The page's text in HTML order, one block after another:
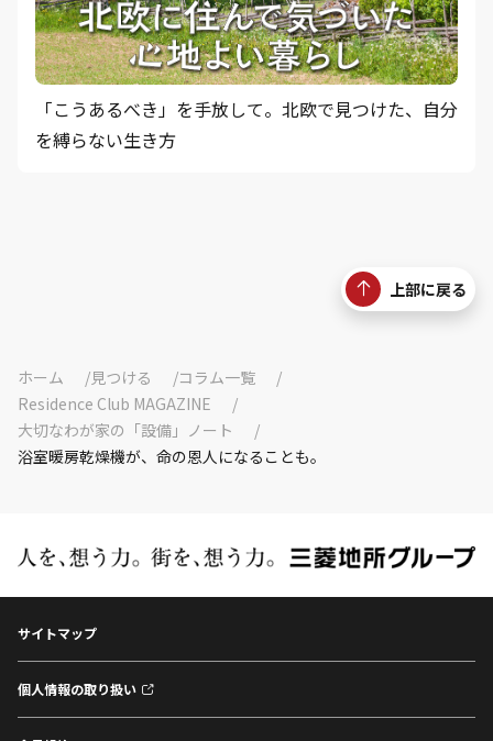
「こうあるべき」を手放して。北欧で見つけた、自分
を縛らない生き方
上部に戻る
ホーム 見つける
コラム一覧
Residence Club MAGAZINE
大切なわが家の「設備」ノート
浴室暖房乾燥機が、命の恩人になることも。
サイトマップ
個人情報の取り扱い